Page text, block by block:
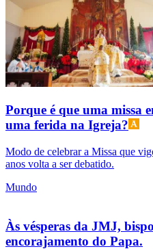
Porque é que uma missa
uma ferida na Igreja?
Modo de celebrar a Missa que
anos volta a ser debatido.
Mundo
Às vésperas da JMJ,
encorajamento do Papa.